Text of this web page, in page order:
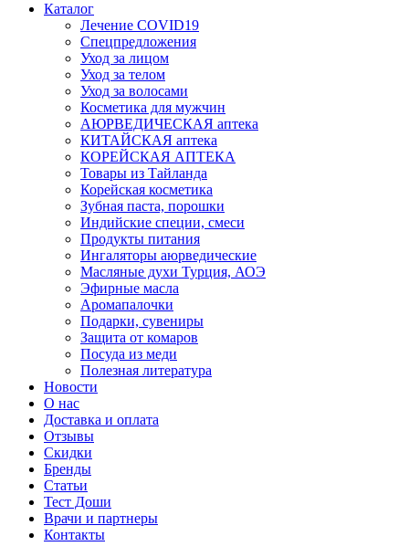
Каталог
Лечение COVID19
Спецпредложения
Уход за лицом
Уход за телом
Уход за волосами
Косметика для мужчин
АЮРВЕДИЧЕСКАЯ аптека
КИТАЙСКАЯ аптека
КОРЕЙСКАЯ АПТЕКА
Товары из Тайланда
Корейская косметика
Зубная паста, порошки
Индийские специи, смеси
Продукты питания
Ингаляторы аюрведические
Масляные духи Турция, АОЭ
Эфирные масла
Аромапалочки
Подарки, сувениры
Защита от комаров
Посуда из меди
Полезная литература
Новости
О нас
Доставка и оплата
Отзывы
Скидки
Бренды
Статьи
Тест Доши
Врачи и партнеры
Контакты